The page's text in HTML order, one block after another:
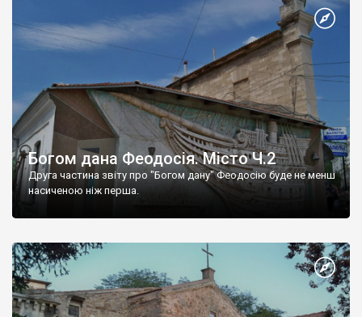
Богом дана Феодосія. Місто Ч.2
Друга частина звіту про "Богом дану" Феодосію буде не менш
насиченою ніж перша.